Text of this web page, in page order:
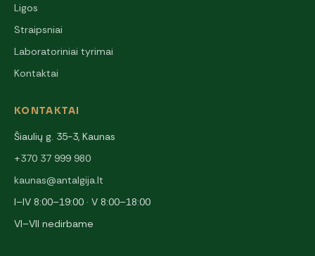
Ligos
Straipsniai
Laboratoriniai tyrimai
Kontaktai
KONTAKTAI
Šiaulių g. 35-3, Kaunas
+370 37 999 980
kaunas@antalgija.lt
I–IV 8:00–19:00 · V 8:00–18:00
VI–VII nedirbame